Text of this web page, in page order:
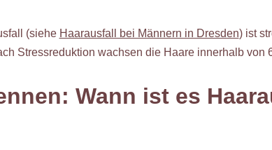
(siehe Haarausfall bei Männern in Dresden) ist
Stressreduktion wachsen die Haare innerhalb von
Wann ist es